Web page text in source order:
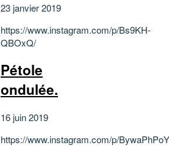
23 janvier 2019
https://www.instagram.com/p/Bs9KH-
QBOxQ/
Pétole
ondulée.
16 juin 2019
https://www.instagram.com/p/